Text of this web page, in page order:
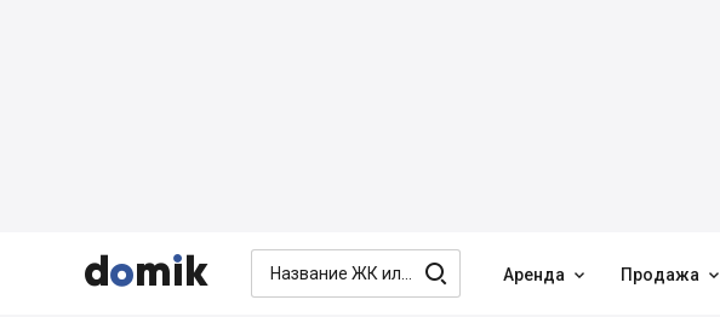


  Аренда  Продажа 